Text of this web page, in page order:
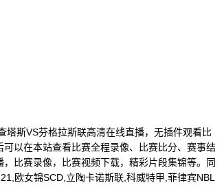
斯VS芬格拉斯联高清在线直播，无插件观看比
以在本站查看比赛全程录像、比赛比分、赛事结
比赛录像，比赛视频下载，精彩片段集锦等。同
欧女锦SCD,立陶卡诺斯联,科威特甲,菲律宾NBL